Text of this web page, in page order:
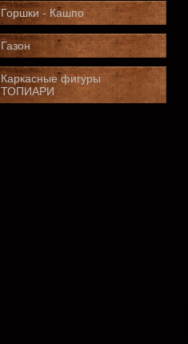
Горшки - Кашпо
Газон
Каркасные фигуры
ТОПИАРИ